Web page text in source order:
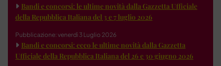
Bandi e concorsi: le ultime novità dalla Gazzetta Ufficiale
della Repubblica Italiana del 3 e 7 luglio 2026
Pubblicazione: venerdì 3 Luglio 2026
Bandi e concorsi: ecco le ultime novità dalla Gazzetta
Ufficiale della Repubblica Italiana del 26 e 30 giugno 2026